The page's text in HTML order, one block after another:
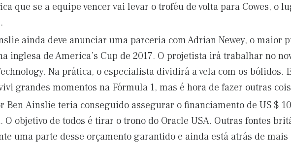
que se a equipe vencer vai levar o troféu de volta para Cowes, o
ainda deve anunciar uma parceria com Adrian Newey, o maior
inglesa de America’s Cup de 2017. O projetista irá trabalhar no
Na prática, o especialista dividirá a vela com os bólidos.
grandes momentos na Fórmula 1, mas é hora de fazer outras
Ben Ainslie teria conseguido assegurar o financiamento de US $
O objetivo de todos é tirar o trono do Oracle USA. Outras fontes
uma parte desse orçamento garantido e ainda está atrás de